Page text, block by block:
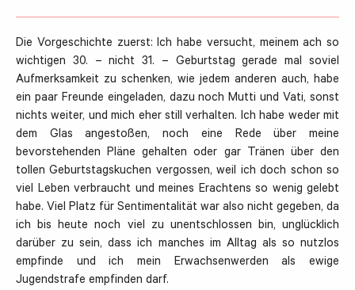
Die Vorgeschichte zuerst: Ich habe versucht, meinem ach so
wichtigen 30. – nicht 31. – Geburtstag gerade mal soviel
Aufmerksamkeit zu schenken, wie jedem anderen auch, habe
ein paar Freunde eingeladen, dazu noch Mutti und Vati, sonst
nichts weiter, und mich eher still verhalten. Ich habe weder mit
dem Glas angestoßen, noch eine Rede über meine
bevorstehenden Pläne gehalten oder gar Tränen über den
tollen Geburtstagskuchen vergossen, weil ich doch schon so
viel Leben verbraucht und meines Erachtens so wenig gelebt
habe. Viel Platz für Sentimentalität war also nicht gegeben, da
ich bis heute noch viel zu unentschlossen bin, unglücklich
darüber zu sein, dass ich manches im Alltag als so nutzlos
empfinde und ich mein Erwachsenwerden als ewige
Jugendstrafe empfinden darf.